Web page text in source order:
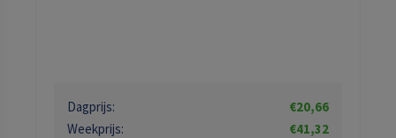
Dagprijs:
€20,66
Weekprijs:
€41,32